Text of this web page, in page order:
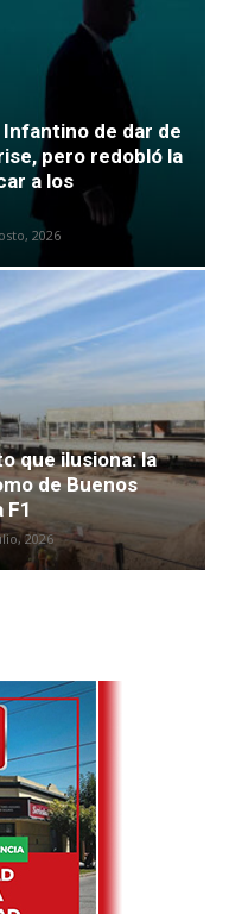
Infantino de dar de
pero redobló la
a los
2026
que ilusiona: la
de Buenos
2026